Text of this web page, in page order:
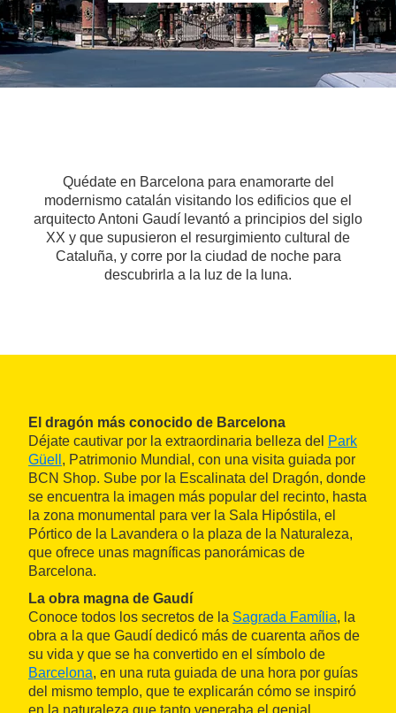
Quédate en Barcelona para enamorarte del
modernismo catalán visitando los edificios que el
arquitecto Antoni Gaudí levantó a principios del siglo
XX y que supusieron el resurgimiento cultural de
Cataluña, y corre por la ciudad de noche para
descubrirla a la luz de la luna.
El dragón más conocido de Barcelona
Déjate cautivar por la extraordinaria belleza del Park
Güell , Patrimonio Mundial, con una visita guiada por
BCN Shop. Sube por la Escalinata del Dragón, donde
se encuentra la imagen más popular del recinto, hasta
la zona monumental para ver la Sala Hipóstila, el
Pórtico de la Lavandera o la plaza de la Naturaleza,
que ofrece unas magníficas panorámicas de
Barcelona.
La obra magna de Gaudí
Conoce todos los secretos de la Sagrada Família, la
obra a la que Gaudí dedicó más de cuarenta años de
su vida y que se ha convertido en el símbolo de
Barcelona, en una ruta guiada de una hora por guías
del mismo templo, que te explicarán cómo se inspiró
en la naturaleza que tanto veneraba el genial